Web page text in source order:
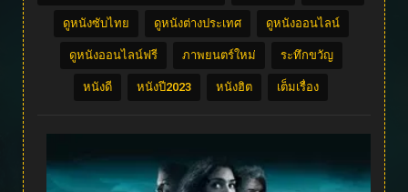
ดูหนังซับไทย ดูหนังต่างประเทศ ดูหนังออนไลน์
ดูหนังออนไลน์ฟรี ภาพยนตร์ใหม่ ระทึกขวัญ
หนังดี หนังปี2023 หนังฮิต เต็มเรื่อง